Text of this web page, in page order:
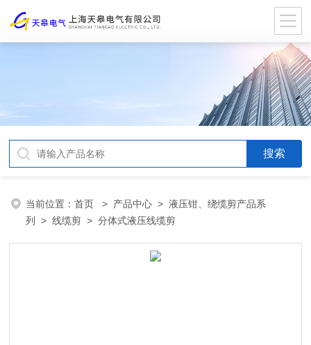
当前位置：首页 > 产品中心 >液压钳、绕缆剪产品系
列
>线缆剪 > 分体式液压线缆剪